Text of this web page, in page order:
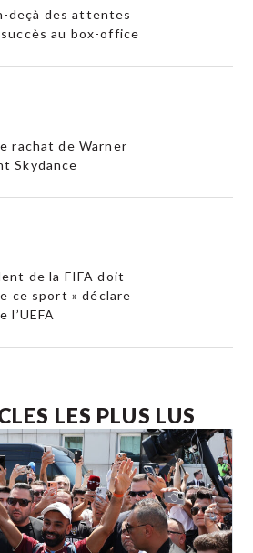
deçà des attentes
au box-office
rachat de Warner
Skydance
de la FIFA doit
ce sport » déclare
l’UEFA
LES PLUS LUS